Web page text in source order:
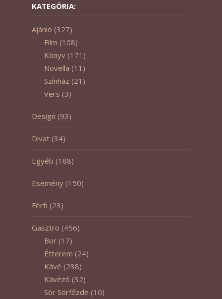
KATEGÓRIA:
Ajánló (327)
Film (108)
Könyv (171)
Novella (11)
Színház (21)
Vers (3)
Design (93)
Divat (34)
Egyéb (188)
Esemény (150)
Férfi (23)
Gasztro (456)
Bor (17)
Étterem (24)
Kávé (238)
Kávézó (32)
Sör Sörfőzde (10)